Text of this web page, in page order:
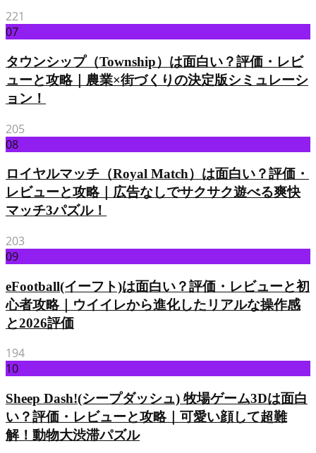
221
07
タウンシップ（Township）は面白い？評価・レビ
ューと攻略｜農業×街づくりの決定版シミュレーシ
ョン！
205
08
ロイヤルマッチ（Royal Match）は面白い？評価・
レビューと攻略｜広告なしでサクサク遊べる爽快
マッチ3パズル！
203
09
eFootball(イーフト)は面白い？評価・レビューと初
心者攻略｜ウイイレから進化したリアルな操作感
と2026評価
194
10
Sheep Dash!(シープダッシュ) 牧場ゲーム3Dは面白
い？評価・レビューと攻略｜可愛い顔して超難
解！動物大渋滞パズル